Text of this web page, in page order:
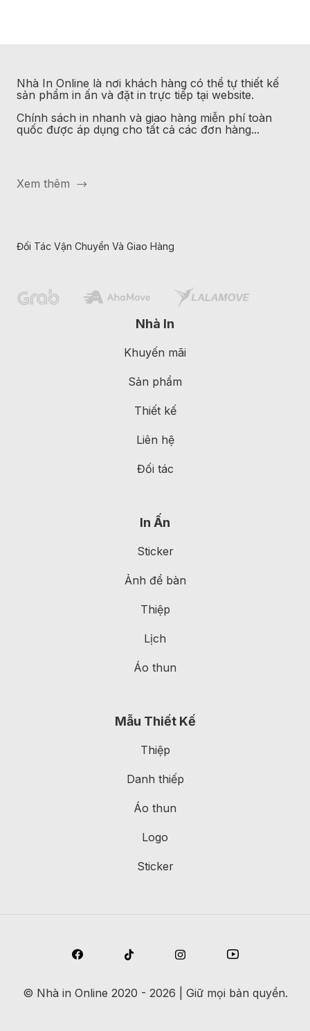
Nhà In Online là nơi khách hàng có thể tự thiết kế
sản phẩm in ấn và đặt in trực tiếp tại website.
Chính sách in nhanh và giao hàng miễn phí toàn
quốc được áp dụng cho tất cả các đơn hàng...
Xem thêm
Đối Tác Vận Chuyển Và Giao Hàng
Nhà In
Khuyến mãi
Sản phẩm
Thiết kế
Liên hệ
Đối tác
In Ấn
Sticker
Ảnh để bàn
Thiệp
Lịch
Áo thun
Mẫu Thiết Kế
Thiệp
Danh thiếp
Áo thun
Logo
Sticker
© Nhà in Online 2020 - 2026 | Giữ mọi bản quyền.